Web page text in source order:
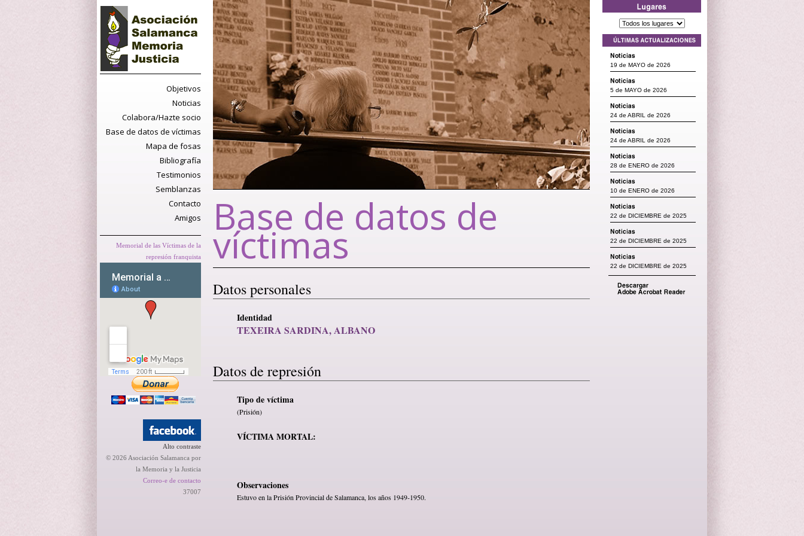
Objetivos
Noticias
Colabora/Hazte socio
Base de datos de víctimas
Mapa de fosas
Bibliografía
Testimonios
Semblanzas
Contacto
Amigos
Memorial de las Víctimas de la
represión franquista
Alto contraste
© 2026 Asociación Salamanca por
la Memoria y la Justicia
Correo-e de contacto
37007
Base de datos de
víctimas
Datos personales
Identidad
TEXEIRA SARDINA, ALBANO
Datos de represión
Tipo de víctima
(Prisión)
VÍCTIMA MORTAL:
Observaciones
Estuvo en la Prisión Provincial de Salamanca, los años 1949-1950.
19 de MAYO de 2026
5 de MAYO de 2026
24 de ABRIL de 2026
24 de ABRIL de 2026
28 de ENERO de 2026
10 de ENERO de 2026
22 de DICIEMBRE de 2025
22 de DICIEMBRE de 2025
22 de DICIEMBRE de 2025